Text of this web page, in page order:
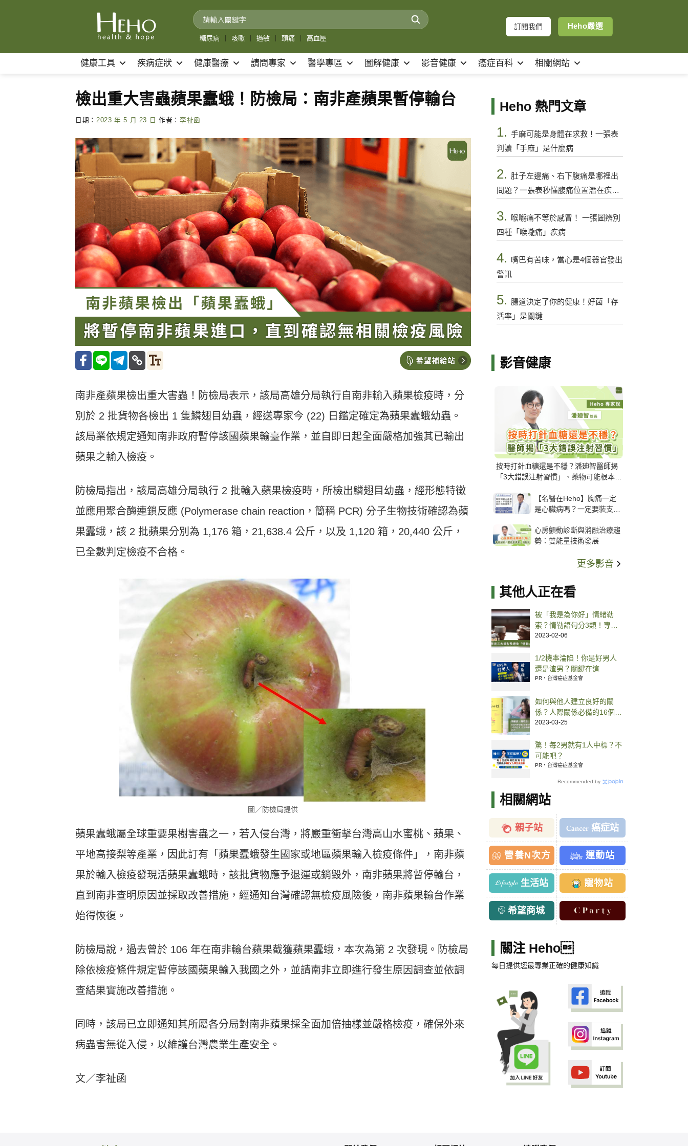
糖尿病 咳嗽 過敏 頭痛 高血壓
訂閱我們 Heho嚴選
健康工具 疾病症狀 健康醫療 請問專家 醫學專區 圖解健康 影音健康 癌症百科 相關網站
檢出重大害蟲蘋果蠹蛾！防檢局：南非產蘋果暫停輸台
日期： 2023 年 5 月 23 日 作者： 李祉函
南非產蘋果檢出重大害蟲！防檢局表示，該局高雄分局執行自南非輸入蘋果檢疫時，分
別於 2 批貨物各檢出 1 隻鱗翅目幼蟲，經送專家今 (22) 日鑑定確定為蘋果蠹蛾幼蟲。
該局業依規定通知南非政府暫停該國蘋果輸臺作業，並自即日起全面嚴格加強其已輸出
蘋果之輸入檢疫。
防檢局指出，該局高雄分局執行 2 批輸入蘋果檢疫時，所檢出鱗翅目幼蟲，經形態特徵
並應用聚合酶連鎖反應 (Polymerase chain reaction，簡稱 PCR) 分子生物技術確認為蘋
果蠹蛾，該 2 批蘋果分別為 1,176 箱，21,638.4 公斤，以及 1,120 箱，20,440 公斤，
已全數判定檢疫不合格。
圖／防檢局提供
蘋果蠹蛾屬全球重要果樹害蟲之一，若入侵台灣，將嚴重衝擊台灣高山水蜜桃、蘋果、
平地高接梨等產業，因此訂有「蘋果蠹蛾發生國家或地區蘋果輸入檢疫條件」，南非蘋
果於輸入檢疫發現活蘋果蠹蛾時，該批貨物應予退運或銷毀外，南非蘋果將暫停輸台，
直到南非查明原因並採取改善措施，經通知台灣確認無檢疫風險後，南非蘋果輸台作業
始得恢復。
防檢局說，過去曾於 106 年在南非輸台蘋果截獲蘋果蠹蛾，本次為第 2 次發現。防檢局
除依檢疫條件規定暫停該國蘋果輸入我國之外，並請南非立即進行發生原因調查並依調
查結果實施改善措施。
同時，該局已立即通知其所屬各分局對南非蘋果採全面加倍抽樣並嚴格檢疫，確保外來
病蟲害無從入侵，以維護台灣農業生產安全。
文／李祉函
Heho 熱門文章
1. 手麻可能是身體在求救！一張表
判讀「手麻」是什麼病
2. 肚子左邊痛、右下腹痛是哪裡出
問題？一張表秒懂腹痛位置潛在疾病
3.
喉嚨痛不等於感冒！ 一張圖辨別
四種「喉嚨痛」疾病
4. 嘴巴有苦味，當心是4個器官發出
警訊
5. 腸道決定了你的健康！好菌「存
活率」是關鍵
影音健康
按時打針血糖還是不穩？潘廸智醫師揭
「3大錯誤注射習慣」、藥物可能根本沒
【名醫在Heho】胸痛一定
是心臟病嗎？一定要裝支
解析支架種類、風險與選擇
關鍵
心房顫動診斷與消融治療趨
勢：雙能量技術發展
更多影音
其他人正在看
被「我是為你好」情緒勒
索？情勒語句分3類！專家
五招教你成功脫離
2023-02-06
1/2機率淪陷！你是好男人
還是渣男？關鍵在這
PR・台灣癌症基金會
如何與他人建立良好的關
係？人際關係必備的16個小
訣竅
2023-03-25
驚！每2男就有1人中標？不
可能吧？
PR・台灣癌症基金會
Recommended by
相關網站
親子站 癌症站
營養N次方 運動站
生活站 寵物站
希望商城
關注 Heho
每日提供您最專業正確的健康知識